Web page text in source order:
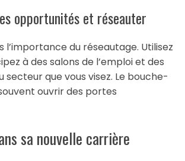
opportunités et réseauter
l’importance du réseautage. Utilisez
à des salons de l’emploi et des
secteur que vous visez. Le bouche-
ouvrir des portes
sa nouvelle carrière